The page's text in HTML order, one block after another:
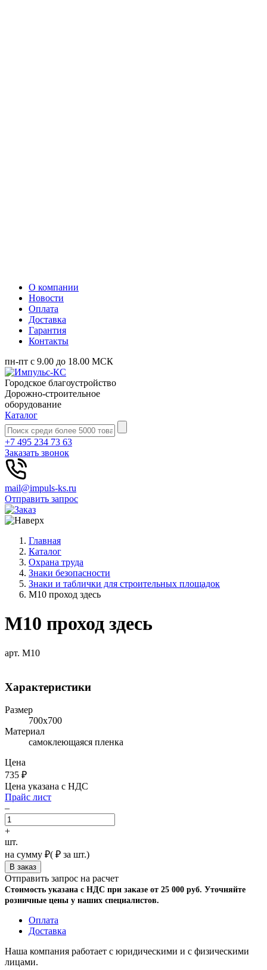
О компании
Новости
Оплата
Доставка
Гарантия
Контакты
пн-пт с 9.00 до 18.00 МСК
Городское благоустройство
Дорожно-строительное
оборудование
Каталог
+7 495 234 73 63
Заказать звонок
mail@impuls-ks.ru
Отправить запрос
Главная
Каталог
Охрана труда
Знаки безопасности
Знаки и таблички для строительных площадок
M10 проход здесь
M10 проход здесь
арт. M10
Характеристики
Размер
700х700
Материал
самоклеющаяся пленка
Цена
735 ₽
Цена указана с НДС
Прайс лист
–
+
шт.
на сумму ₽( ₽ за шт.)
Отправить запрос на расчет
Стоимость указана с НДС при заказе от 25 000 руб. Уточняйте
розничные цены у наших специалистов.
Оплата
Доставка
Наша компания работает с юридическими и с физическими
лицами.